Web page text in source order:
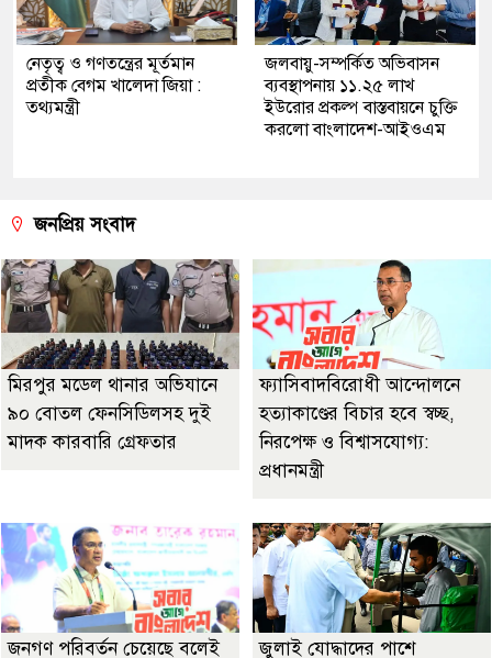
নেতৃত্ব ও গণতন্ত্রের মূর্তমান
প্রতীক বেগম খালেদা জিয়া :
তথ্যমন্ত্রী
জলবায়ু-সম্পর্কিত অভিবাসন
ব্যবস্থাপনায় ১১.২৫ লাখ
ইউরোর প্রকল্প বাস্তবায়নে চুক্তি
করলো বাংলাদেশ-আইওএম
জনপ্রিয় সংবাদ
মিরপুর মডেল থানার অভিযানে
৯০ বোতল ফেনসিডিলসহ দুই
মাদক কারবারি গ্রেফতার
ফ্যাসিবাদবিরোধী আন্দোলনে
হত্যাকাণ্ডের বিচার হবে স্বচ্ছ,
নিরপেক্ষ ও বিশ্বাসযোগ্য:
প্রধানমন্ত্রী
জনগণ পরিবর্তন চেয়েছে বলেই
জুলাই যোদ্ধাদের পাশে